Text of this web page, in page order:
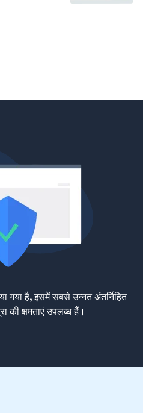
गया है, इसमें सबसे उन्नत अंतर्निहित
की क्षमताएं उपलब्ध हैं।